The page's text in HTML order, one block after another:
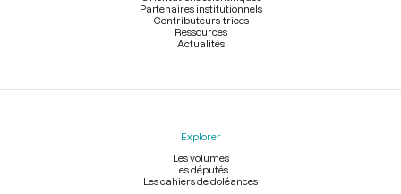
Partenaires institutionnels
Contributeurs-trices
Ressources
Actualités
Explorer
Les volumes
Les députés
Les cahiers de doléances